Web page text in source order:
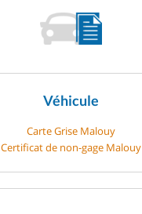
Véhicule
Carte Grise Malouy
Certificat de non-gage Malouy